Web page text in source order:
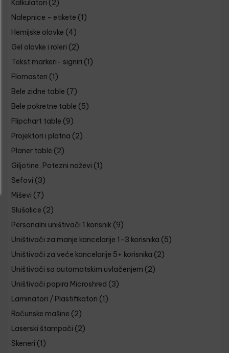
Kalkulatori (2)
Nalepnice - etikete (1)
Hemijske olovke (4)
Gel olovke i roleri (2)
Tekst markeri- signiri (1)
Flomasteri (1)
Bele zidne table (7)
Bele pokretne table (5)
Flipchart table (9)
Projektori i platna (2)
Planer table (2)
Giljotine, Potezni noževi (1)
Sefovi (3)
Miševi (7)
Slušalice (2)
Personalni uništivači 1 korisnik (9)
Uništivači za manje kancelarije 1-3 korisnika (5)
Uništivači za veće kancelarije 5+ korisnika (2)
Uništivači sa automatskim uvlačenjem (2)
Uništivači papira Microshred (3)
Laminatori / Plastifikatori (1)
Računske mašine (2)
Laserski štampači (2)
Skeneri (1)